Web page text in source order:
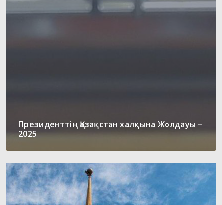
Президенттің Қазақстан халқына Жолдауы –
2025